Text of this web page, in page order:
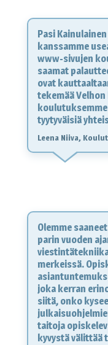
Pasi
kanssamme
www-sivujen
saamat
ovat
tekemää
tyytyväisiä
Leena Niiva,
Olemme
parin vuoden
merkeissä.
joka kerran
siitä, onko
taitoja
kyvystä välittää